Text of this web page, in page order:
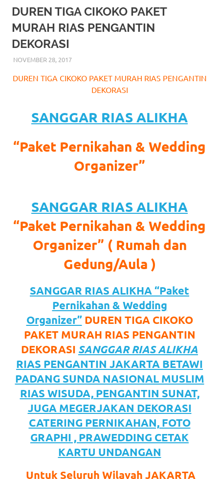
More
hints
rolex
replica.
my
https://www.watchesf.com.
To
about
https://www.watchesb.com.
guys
https://
comment
here
replica
watches.
replica
DUREN TIGA CIKOKO PAKET
MURAH RIAS PENGANTIN
DEKORASI
NOVEMBER 28, 2017RIASALIKHA
BEKASI
RIAS PENGANTIN
DUREN TIGA CIKOKO PAKET MURAH RIAS PENGANTIN
DEKORASI
SANGGAR RIAS ALIKHA
“Paket Pernikahan & Wedding
Organizer”
SANGGAR RIAS ALIKHA
“Paket Pernikahan & Wedding
Organizer” ( Rumah dan
Gedung/Aula )
SANGGAR RIAS ALIKHA “Paket
Pernikahan & Wedding
Organizer” DUREN TIGA CIKOKO
PAKET MURAH RIAS PENGANTIN
DEKORASI SANGGAR RIAS ALIKHA
RIAS PENGANTIN JAKARTA BETAWI
PADANG SUNDA NASIONAL MUSLIM
RIAS WISUDA, PENGANTIN SUNAT,
JUGA MEGERJAKAN DEKORASI
CATERING PERNIKAHAN, FOTO
GRAPHI , PRAWEDDING CETAK
KARTU UNDANGAN
Untuk Seluruh Wilayah JAKARTA